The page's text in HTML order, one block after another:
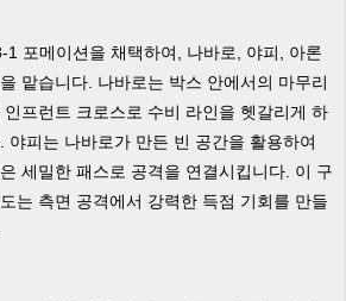
1 포메이션을 채택하여, 나바로, 야피, 아론
맡습니다. 나바로는 박스 안에서의 마무리
프런트 크로스로 수비 라인을 헷갈리게 하
야피는 나바로가 만든 빈 공간을 활용하여
세밀한 패스로 공격을 연결시킵니다. 이 구
는 측면 공격에서 강력한 득점 기회를 만들